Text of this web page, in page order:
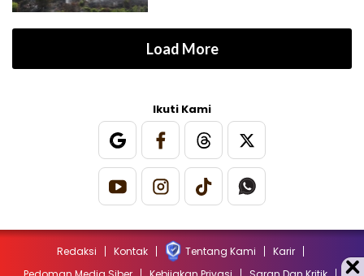
Load More
Ikuti Kami
Redaksi Kontak Tentang Kami
Karir